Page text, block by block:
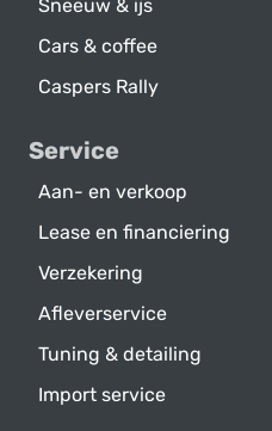
Sneeuw & ijs
Cars & coffee
Caspers Rally
Service
Aan- en verkoop
Lease en financiering
Verzekering
Afleverservice
Tuning & detailing
Import service